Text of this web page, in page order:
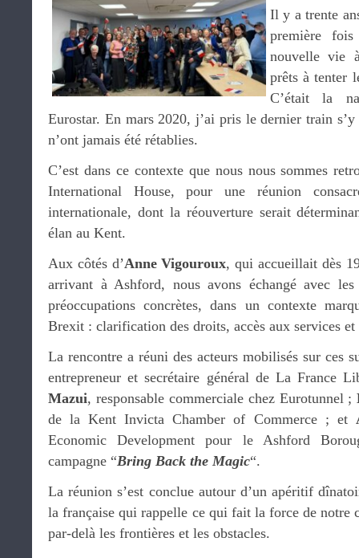
Il y a trente
première
nouvelle vie
prêts à tenter
C’était la
Eurostar. En mars 2020, j’ai pris le dernier train
n’ont jamais été rétablies.
C’est dans ce contexte que nous nous sommes
International House, pour une réunion
internationale, dont la réouverture serait
élan au Kent.
Aux côtés d’Anne Vigouroux, qui accueillait dès
arrivant à Ashford, nous avons échangé avec
préoccupations concrètes, dans un contexte
Brexit : clarification des droits, accès aux services
La rencontre a réuni des acteurs mobilisés sur ces
entrepreneur et secrétaire général de La France
Mazui, responsable commerciale chez Eurotunnel ;
de la Kent Invicta Chamber of Commerce ; et
Economic Development pour le Ashford
campagne “Bring Back the Magic“.
La réunion s’est conclue autour d’un apéritif
la française qui rappelle ce qui fait la force de notre
par-delà les frontières et les obstacles.